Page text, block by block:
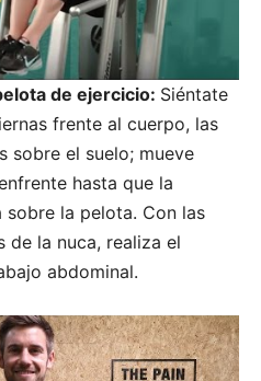
de ejercicio: Siéntate
frente al cuerpo, las
sobre el suelo; mueve
hasta que la
la pelota. Con las
de la nuca, realiza el
abdominal.